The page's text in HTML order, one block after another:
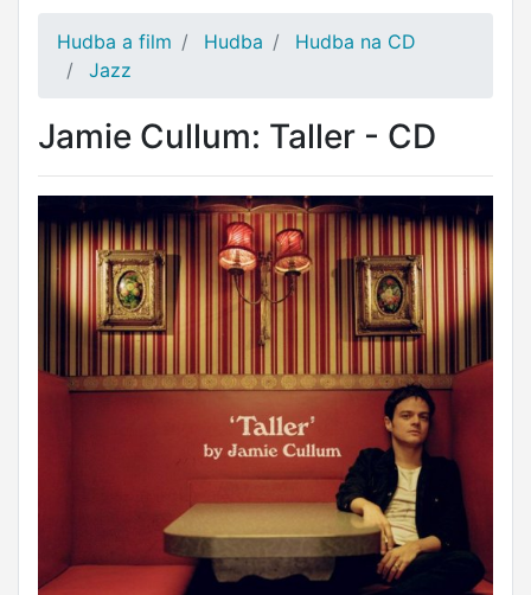
Hudba a film Hudba
Hudba na CD
Jazz
Jamie Cullum: Taller - CD